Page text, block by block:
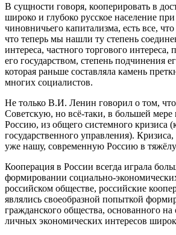
В сущности говоря, кооперировать в
широко и глубоко русское население при
чиновничьего капитализма, есть все,
что теперь мы нашли ту степень
интереса, частного торгового интереса,
его государством, степень подчинения
которая раньше составляла камень
многих социалистов.
Не только В.И. Ленин говорил о том,
Советскую, но всё-таки, в большей мере
Россию, из общего системного кризиса
государственного управления).
уже нашу, современную Россию в
Кооперация в России всегда играла
формировании социально-
российском обществе, российские
являлись своеобразной попыткой
гражданского общества, основанного на
личных экономических интересов